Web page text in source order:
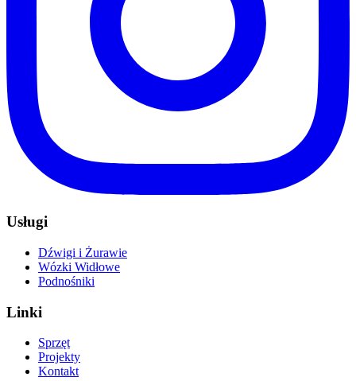
Usługi
Dźwigi i Żurawie
Wózki Widłowe
Podnośniki
Linki
Sprzęt
Projekty
Kontakt